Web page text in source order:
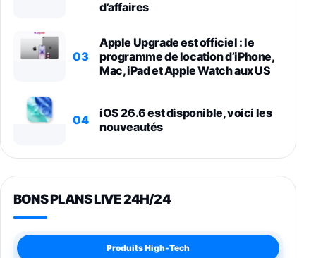
d’affaires
03
Apple Upgrade est officiel : le
programme de location d’iPhone,
Mac, iPad et Apple Watch aux US
04
iOS 26.6 est disponible, voici les
nouveautés
BONS PLANS LIVE 24H/24
Produits High-Tech